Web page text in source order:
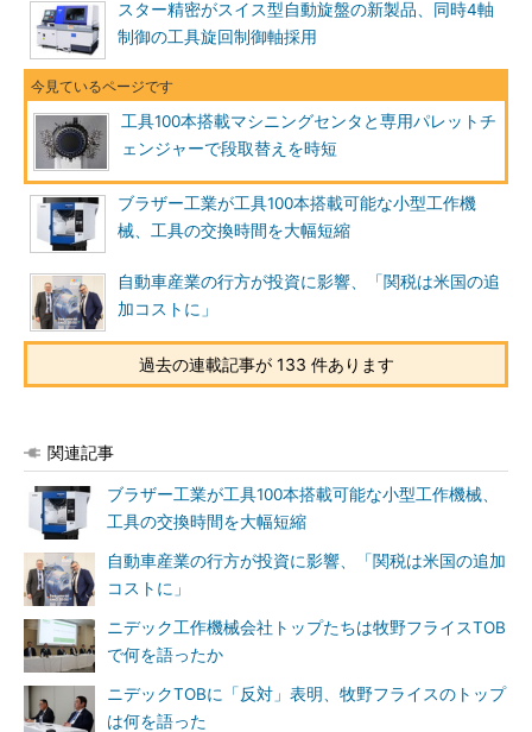
スター精密がスイス型自動旋盤の新製品、同時4軸
制御の工具旋回制御軸採用
工具100本搭載マシニングセンタと専用パレットチ
ェンジャーで段取替えを時短
ブラザー工業が工具100本搭載可能な小型工作機
械、工具の交換時間を大幅短縮
自動車産業の行方が投資に影響、「関税は米国の追
加コストに」
過去の連載記事が 133 件あります
関連記事
ブラザー工業が工具100本搭載可能な小型工作機械、
工具の交換時間を大幅短縮
自動車産業の行方が投資に影響、「関税は米国の追加
コストに」
ニデック工作機械会社トップたちは牧野フライスTOB
で何を語ったか
ニデックTOBに「反対」表明、牧野フライスのトップ
は何を語った